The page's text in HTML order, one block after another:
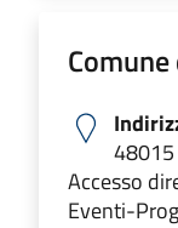
48015
Accesso
Eventi-